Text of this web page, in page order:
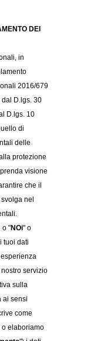
DEI
in
2016/679
dal D.lgs. 30
D.lgs. 10
di
delle
protezione
visione
che il
nel
o "NOi" o
tuoi dati
servizio
sulla
ai sensi
come
o elaboriamo